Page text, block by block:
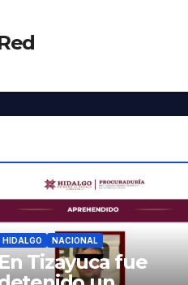
HIDALGO NACIONAL
Tizayuca fue